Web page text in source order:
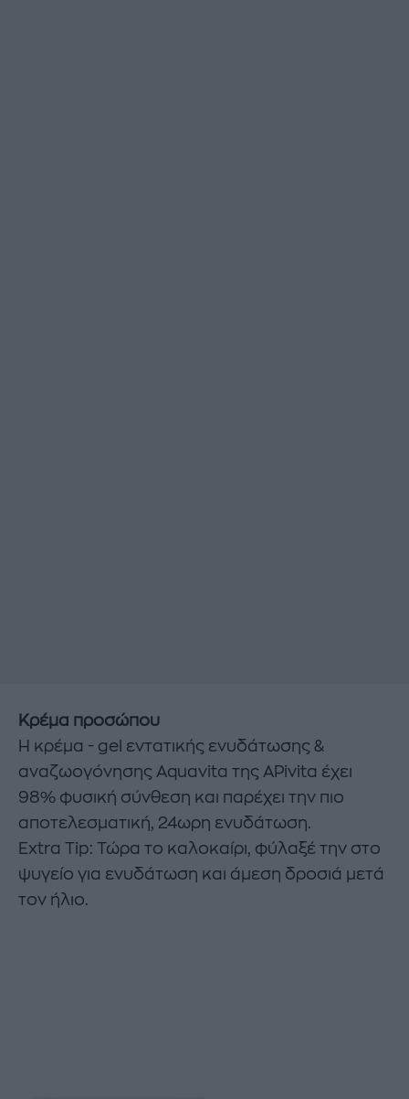
Κρέμα προσώπου
Η κρέμα - gel εντατικής ενυδάτωσης &
αναζωογόνησης Aquavita της APivita έχει
98% φυσική σύνθεση και παρέχει την πιο
αποτελεσματική, 24ωρη ενυδάτωση.
Extra Tip: Τώρα το καλοκαίρι, φύλαξέ την στο
ψυγείο για ενυδάτωση και άμεση δροσιά μετά
τον ήλιο.